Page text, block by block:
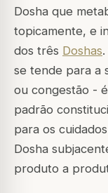
Dosha que
topicamente, e
dos três Doshas
se tende para a
ou congestão -
padrão
para os
Dosha
produto a